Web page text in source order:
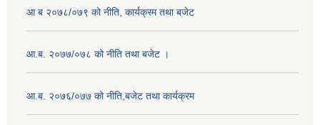
आ ब २०७८/०७९ को नीति, कार्यक्रम तथा बजेट
आ.ब. २०७७/०७८ को नीति तथा बजेट ।
आ.ब. २०७६/०७७ को नीति,बजेट तथा कार्यक्रम